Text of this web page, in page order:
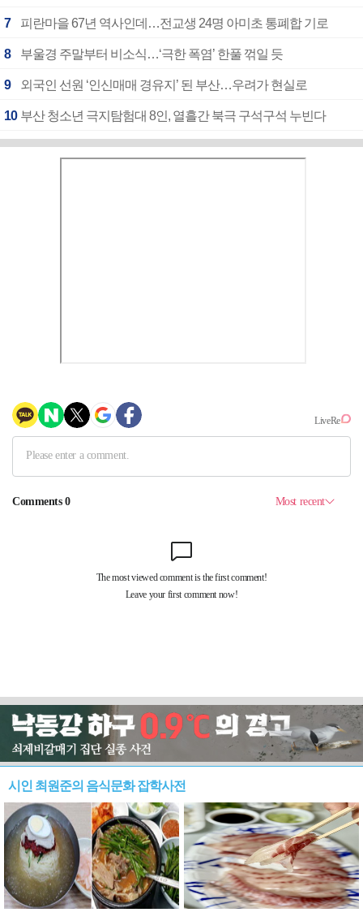
7 피란마을 67년 역사인데…전교생 24명 아미초 통폐합 기로
8 부울경 주말부터 비소식…‘극한 폭염’ 한풀 꺾일 듯
9 외국인 선원 ‘인신매매 경유지’ 된 부산…우려가 현실로
10 부산 청소년 극지탐험대 8인, 열흘간 북극 구석구석 누빈다
시인 최원준의 음식문화 잡학사전